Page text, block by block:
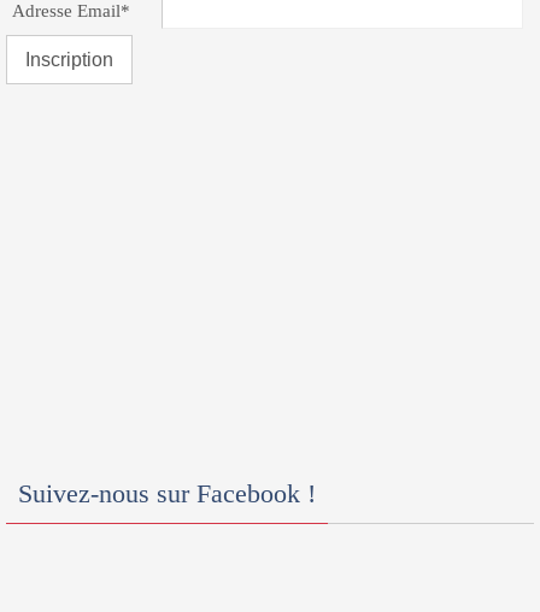
Adresse Email*
Suivez-nous sur Facebook !